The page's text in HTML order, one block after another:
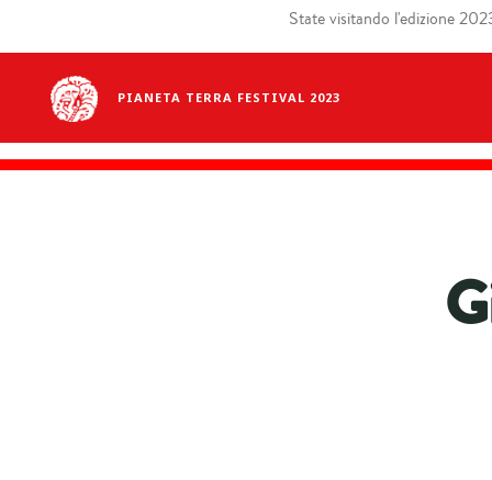
PIANETA TERRA FESTIVAL 2023
State visitando l'edizione